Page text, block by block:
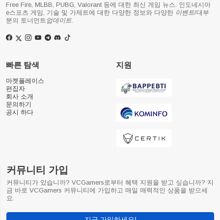
Free Fire, MLBB, PUBG, Valorant 등에 대한 최신 게임 뉴스. 인도네시아
e스포츠 게임, 기술 및 가제트에 대한 다양한 정보와 다양한 이벤트/대부
분의 토너먼트 업데이트
빠른 탐색
마켓플레이스
편집자
회사 소개
문의하기
공시 하다
지원
커뮤니티 가입
커뮤니티가 있습니까? VCGamers로부터 혜택 지원을 받고 싶습니까? 지
금 바로 VCGamers 커뮤니티에 가입하고 매일 매력적인 상품을 받으세
요.